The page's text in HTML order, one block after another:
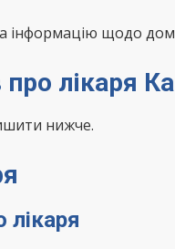
інформацію щодо
про
нижче.
лікаря